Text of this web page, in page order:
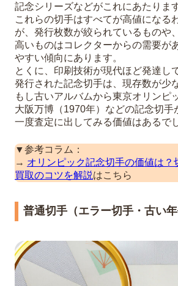
記念シリーズなどがこれにあたります
これらの切手はすべてが高値になる
が、発行枚数が絞られているものや
高いものはコレクターからの需要が
やすい傾向にあります。
とくに、印刷技術が現代ほど発達し
発行された記念切手は、現存数が少
もし古いアルバムから東京オリンピ
大阪万博（1970年）などの記念切手
一度査定に出してみる価値はあるで
▼参考コラム：
→ オリンピック記念切手の価値は？
買取のコツを解説はこちら
普通切手（エラー切手・古い年